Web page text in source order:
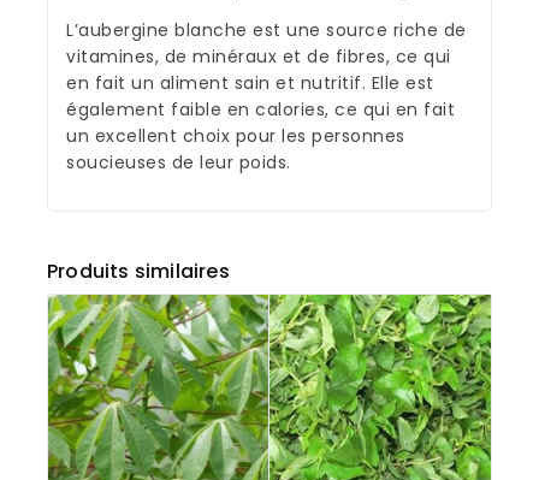
L’aubergine blanche est une source riche de
vitamines, de minéraux et de fibres, ce qui
en fait un aliment sain et nutritif. Elle est
également faible en calories, ce qui en fait
un excellent choix pour les personnes
soucieuses de leur poids.
Produits similaires